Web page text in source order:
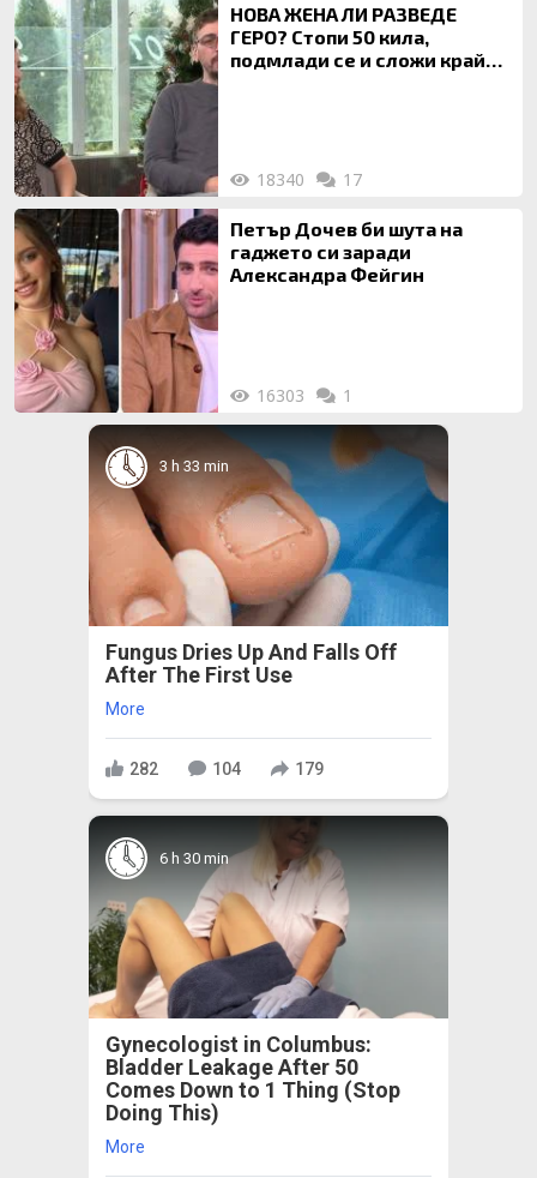
НОВА ЖЕНА ЛИ РАЗВЕДЕ
ГЕРО? Стопи 50 кила,
подмлади се и сложи край
18340 17
Петър Дочев би шута на
гаджето си заради
Александра Фейгин
16303 1
3 h 33 min
Fungus Dries Up And Falls Off
After The First Use
More
282 104 179
6 h 30 min
Gynecologist in Columbus:
Bladder Leakage After 50
Comes Down to 1 Thing (Stop
Doing This)
More